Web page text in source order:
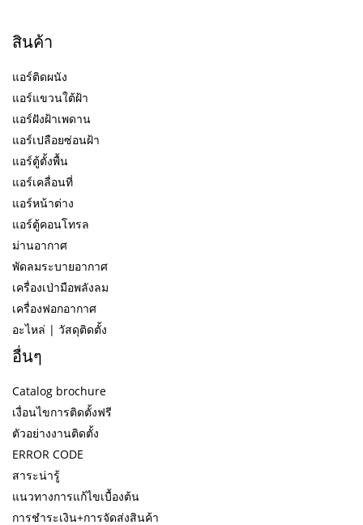
สินค้า
แอร์ติดผนัง
แอร์แขวนใต้ฝ้า
แอร์ฝังฝ้าเพดาน
แอร์เปลือยซ่อนฝ้า
แอร์ตู้ตั้งพื้น
แอร์เคลื่อนที่
แอร์หน้าต่าง
แอร์ตู้คอนโทรล
ม่านอากาศ
พัดลมระบายอากาศ
เครื่องเป่ามือพลังลม
เครื่องฟอกอากาศ
อะไหล่ | วัสดุติดตั้ง
อื่นๆ
Catalog brochure
เงื่อนไขการติดตั้งฟรี
ตัวอย่างงานติดตั้ง
ERROR CODE
สาระน่ารู้
แนวทางการแก้ไขเบื้องต้น
การชำระเงิน+การจัดส่งสินค้า